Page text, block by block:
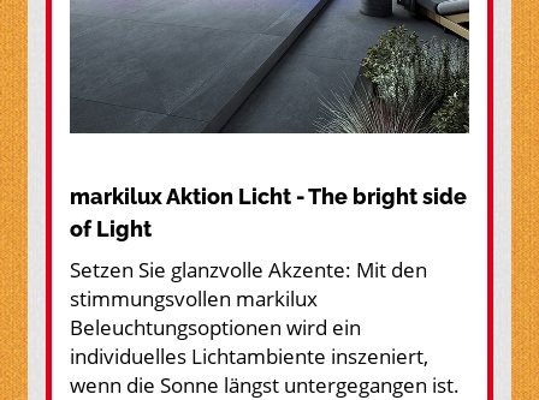
markilux Aktion Licht - The bright side
of Light
Setzen Sie glanzvolle Akzente: Mit den
stimmungsvollen markilux
Beleuchtungsoptionen wird ein
individuelles Lichtambiente inszeniert,
wenn die Sonne längst untergegangen ist.